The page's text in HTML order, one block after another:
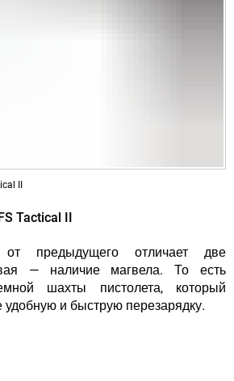
II
Tactical II
предыдущего отличает две
— наличие магвела. То есть
шахты пистолета, который
удобную и быструю перезарядку.